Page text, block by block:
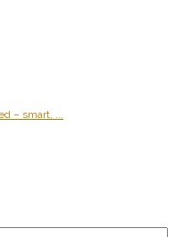
– smart, ...